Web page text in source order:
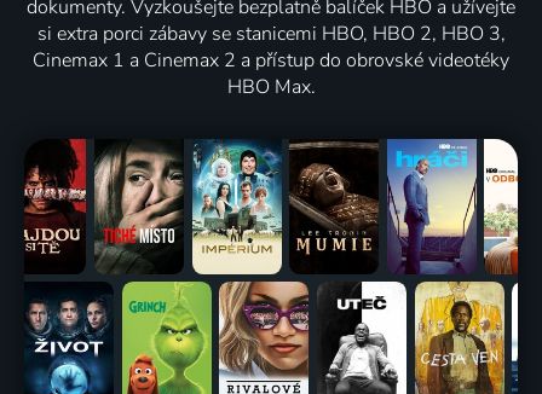
dokumenty. Vyzkoušejte bezplatně balíček HBO a užívejte
si extra porci zábavy se stanicemi HBO, HBO 2, HBO 3,
Cinemax 1 a Cinemax 2 a přístup do obrovské videotéky
HBO Max.